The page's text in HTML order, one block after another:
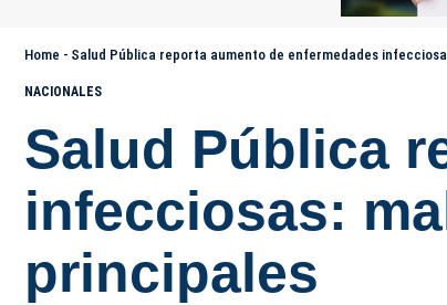
Home - Salud Pública reporta aumento de enfermedades
NACIONALES
Salud Pública
infecciosas:
principales